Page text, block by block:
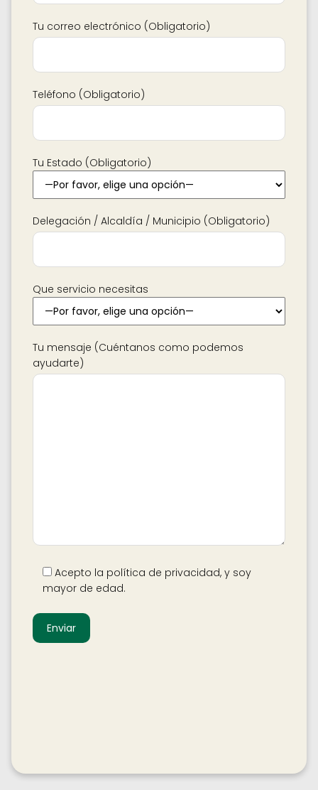
Tu correo electrónico (Obligatorio)
Teléfono (Obligatorio)
Tu Estado (Obligatorio)
Delegación / Alcaldía / Municipio (Obligatorio)
Que servicio necesitas
Tu mensaje (Cuéntanos como podemos
ayudarte)
Acepto la política de privacidad, y soy
mayor de edad.